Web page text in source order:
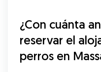
¿Con cuánta
reservar el
perros en